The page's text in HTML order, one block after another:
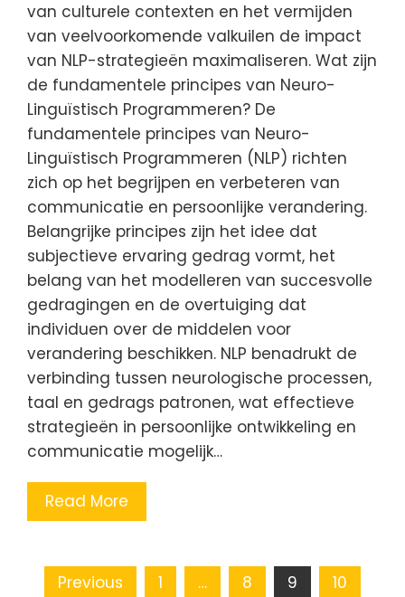
van culturele contexten en het vermijden
van veelvoorkomende valkuilen de impact
van NLP-strategieën maximaliseren. Wat zijn
de fundamentele principes van Neuro-
Linguïstisch Programmeren? De
fundamentele principes van Neuro-
Linguïstisch Programmeren (NLP) richten
zich op het begrijpen en verbeteren van
communicatie en persoonlijke verandering.
Belangrijke principes zijn het idee dat
subjectieve ervaring gedrag vormt, het
belang van het modelleren van succesvolle
gedragingen en de overtuiging dat
individuen over de middelen voor
verandering beschikken. NLP benadrukt de
verbinding tussen neurologische processen,
taal en gedrags patronen, wat effectieve
strategieën in persoonlijke ontwikkeling en
communicatie mogelijk…
Read More
Posts
Previous 1 … 8 9
10